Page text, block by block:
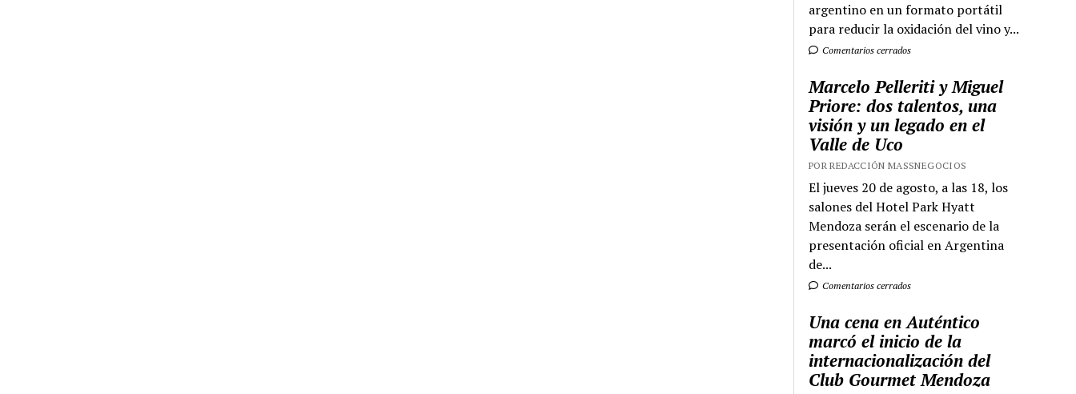
argentino en un formato portátil
para reducir la oxidación del vino y...
Comentarios cerrados
Marcelo Pelleriti y Miguel
Priore: dos talentos, una
visión y un legado en el
Valle de Uco
POR REDACCIÓN MASSNEGOCIOS
El jueves 20 de agosto, a las 18, los
salones del Hotel Park Hyatt
Mendoza serán el escenario de la
presentación oficial en Argentina
de...
Comentarios cerrados
Una cena en Auténtico
marcó el inicio de la
internacionalización del
Club Gourmet Mendoza